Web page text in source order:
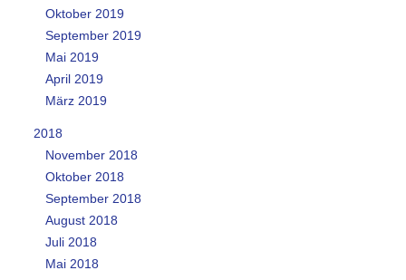
Oktober 2019
September 2019
Mai 2019
April 2019
März 2019
2018
November 2018
Oktober 2018
September 2018
August 2018
Juli 2018
Mai 2018